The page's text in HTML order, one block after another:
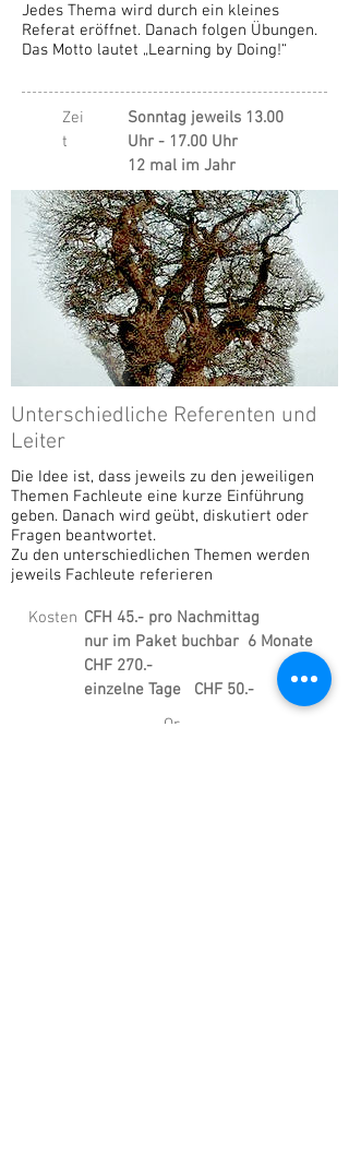
Jedes Thema wird durch ein kleines
Referat eröffnet. Danach folgen Übungen.
Das Motto lautet „Learning by Doing!“
Zei
t
Sonntag jeweils 13.00
Uhr - 17.00 Uhr
12 mal im Jahr
Unterschiedliche Referenten und
Leiter
Die Idee ist, dass jeweils zu den jeweiligen
Themen Fachleute eine kurze Einführung
geben. Danach wird geübt, diskutiert oder
Fragen beantwortet.
Zu den unterschiedlichen Themen werden
jeweils Fachleute referieren
Kosten CFH 45.- pro Nachmittag
nur im Paket buchbar 6 Monate
CHF 270.-
einzelne Tage CHF 50.-
Or